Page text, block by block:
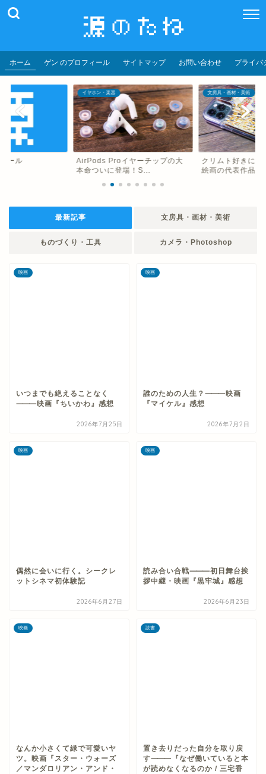
ホーム ゲン のプロフィール サイトマップ お問い合わせ プライバ
ール
イヤホン・楽器
AirPods Proイヤーチップの大
本命ついに登場！S...
文房具・画材・美術
クリムト好きにお
絵画の代表作品「
最新記事 文房具・画材・美術
ものづくり・工具 カメラ・Photoshop
映画
いつまでも絶えることなく
⸻映画『ちいかわ』感想
2026年7月25日
映画
誰のための人生？⸻映画
『マイケル』感想
2026年7月2日
映画
偶然に会いに行く。シークレ
ットシネマ初体験記
2026年6月27日
映画
読み合い合戦⸻初日舞台挨
拶中継・映画『黒牢城』感想
2026年6月23日
映画
なんか小さくて緑で可愛いヤ
ツ。映画『スター・ウォーズ
／マンダロリアン・アンド・
読書
置き去りだった自分を取り戻
す⸻『なぜ働いていると本
が読めなくなるのか / 三宅香